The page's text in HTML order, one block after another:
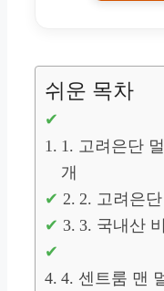
쉬운 목차
1. 고려은단
개
2. 고려은
3. 국내산
4. 센트룸 맨